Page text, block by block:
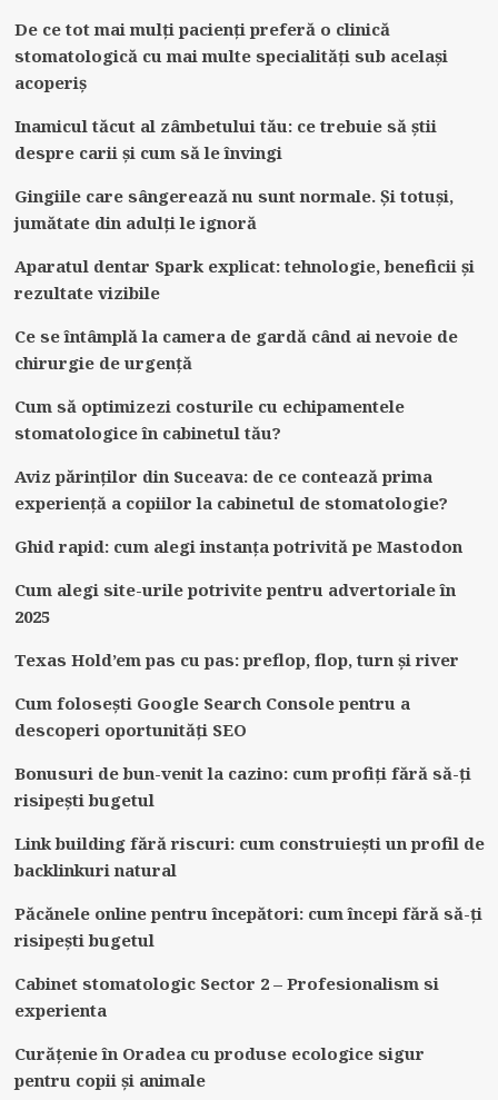
De ce tot mai mulți pacienți preferă o clinică
stomatologică cu mai multe specialități sub același
acoperiș
Inamicul tăcut al zâmbetului tău: ce trebuie să știi
despre carii și cum să le învingi
Gingiile care sângerează nu sunt normale. Și totuși,
jumătate din adulți le ignoră
Aparatul dentar Spark explicat: tehnologie, beneficii și
rezultate vizibile
Ce se întâmplă la camera de gardă când ai nevoie de
chirurgie de urgență
Cum să optimizezi costurile cu echipamentele
stomatologice în cabinetul tău?
Aviz părinților din Suceava: de ce contează prima
experiență a copiilor la cabinetul de stomatologie?
Ghid rapid: cum alegi instanța potrivită pe Mastodon
Cum alegi site-urile potrivite pentru advertoriale în
2025
Texas Hold’em pas cu pas: preflop, flop, turn și river
Cum folosești Google Search Console pentru a
descoperi oportunități SEO
Bonusuri de bun-venit la cazino: cum profiți fără să-ți
risipești bugetul
Link building fără riscuri: cum construiești un profil de
backlinkuri natural
Păcănele online pentru începători: cum începi fără să-ți
risipești bugetul
Cabinet stomatologic Sector 2 – Profesionalism si
experienta
Curățenie în Oradea cu produse ecologice sigur
pentru copii și animale